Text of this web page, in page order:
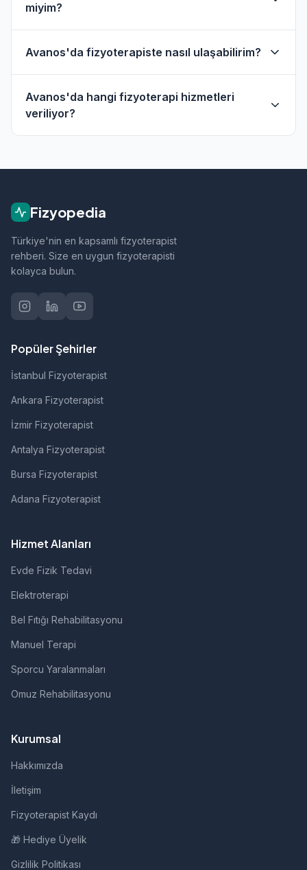
miyim?
hizmeti sunan fizyoterapistler bulunmaktadır.
Evde hizmet filtresini kullanarak bu
fizyoterapistleri bulabilirsiniz.
Avanos'da fizyoterapiste nasıl ulaşabilirim?
telefon veya WhatsApp ile doğrudan iletişime
geçebilirsiniz.
Avanos'da hangi fizyoterapi hizmetleri
veriliyor?
Fizyopedia
Türkiye'nin en kapsamlı fizyoterapist
rehberi. Size en uygun fizyoterapisti
kolayca bulun.
Popüler Şehirler
İstanbul Fizyoterapist
Ankara Fizyoterapist
İzmir Fizyoterapist
Antalya Fizyoterapist
Bursa Fizyoterapist
Adana Fizyoterapist
Hizmet Alanları
Evde Fizik Tedavi
Elektroterapi
Bel Fıtığı Rehabilitasyonu
Manuel Terapi
Sporcu Yaralanmaları
Omuz Rehabilitasyonu
Kurumsal
Hakkımızda
İletişim
Fizyoterapist Kaydı
🎁 Hediye Üyelik
Gizlilik Politikası